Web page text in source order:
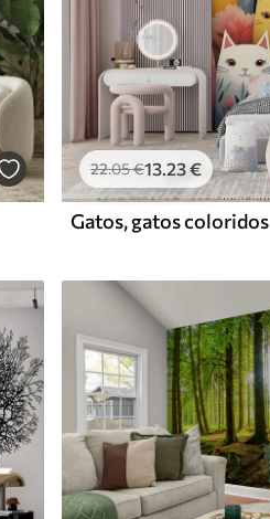
22.05€13.23€
Gatos, gatos coloridos